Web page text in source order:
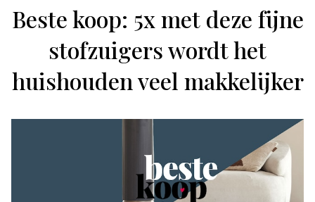
Beste koop: 5x met deze fijne
stofzuigers wordt het
huishouden veel makkelijker